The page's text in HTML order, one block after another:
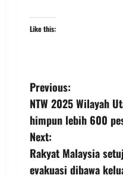
Like this:
Previous:
NTW 2025 Wilayah
himpun lebih 600
Next:
Rakyat Malaysia
evakuasi dibawa